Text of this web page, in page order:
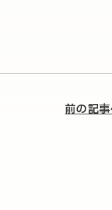
前の記